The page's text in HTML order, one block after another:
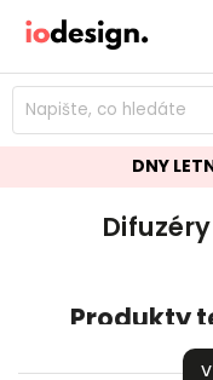
DNY
Produkty
Můžete se ale